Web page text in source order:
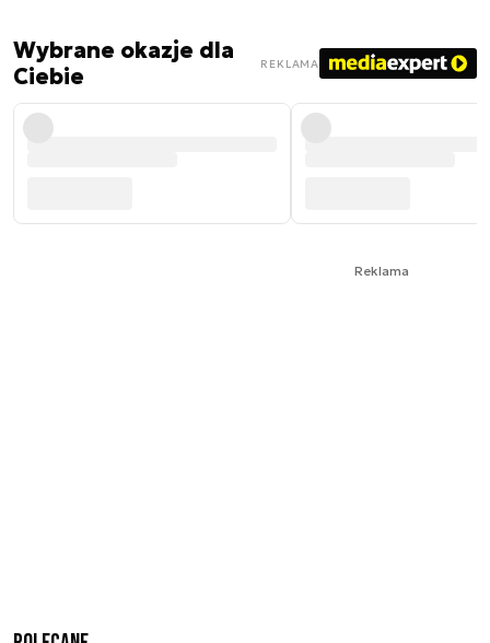
Wybrane okazje dla
Ciebie
REKLAMA
Reklama